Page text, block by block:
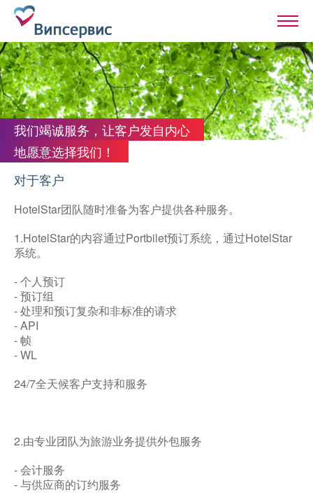
我们竭诚服务，让客户发自内心
地愿意选择我们！
对于客户
HotelStar团队随时准备为客户提供各种服务。
1.HotelStar的内容通过Portbilet预订系统，通过HotelStar
系统。
- 个人预订
- 预订组
- 处理和预订复杂和非标准的请求
- API
- 帧
- WL
24/7全天候客户支持和服务
2.由专业团队为旅游业务提供外包服务
- 会计服务
- 与供应商的订约服务